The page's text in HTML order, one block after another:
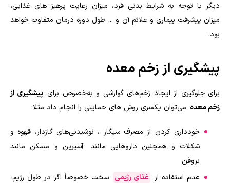
دیگر با توجه به شرایط بدنی فرد، میزان رعایت پرهیز های غذایی،
میزان پیشرفت بیماری و علائم آن و ... طول دوره درمان متفاوت خواهد
بود.
پیشگیری از زخم معده
برای جلوگیری از ایجاد زخم‌های گوارشی و به‌خصوص برای پیشگیری از
زخم معده می‌توان یکسری روش های حمایتی را انجام داد مثلا:
خودداری کردن از مصرف سیگار ، نوشیدنی‌های گازدار، قهوه و
شکلات و همچنین داروهایی مانند آسپرین و مسکن مانند
بروفن
عدم استفاده از
غذای رژیمی سخت خصوصاً اگر در طول رژیم،